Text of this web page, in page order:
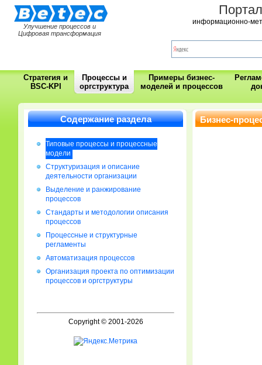
Улучшение процессов и
Цифровая трансформация
информационно-
Стратегия и
BSC-KPI
Процессы и
оргструктура
Примеры бизнес-
моделей и процессов
Содержание раздела
Типовые процессы и процессные
модели
Cтруктуризация и описание
деятельности организации
Выделение и ранжирование
процессов
Стандарты и методологии описания
процессов
Процессные и структурные
регламенты
Автоматизация процессов
Организация проекта по оптимизации
процессов и оргструктуры
Copyright © 2001-2026
Бизнес-